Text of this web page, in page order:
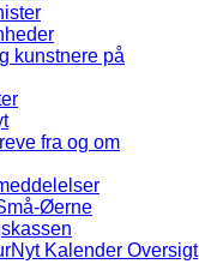
kunstnere på
fra og om
Øerne
Kalender Oversigt